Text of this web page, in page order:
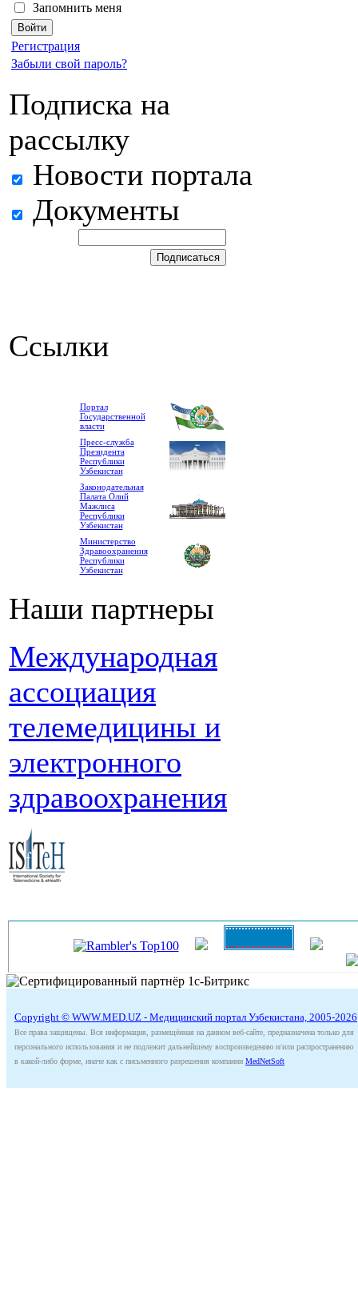
Запомнить меня
Регистрация
Забыли свой пароль?
Подписка на
рассылку
Новости портала
Документы
Ссылки
Портал
Государственной
власти
Пресс-служба
Президента
Республики
Узбекистан
Законодательная
Палата Олий
Мажлиса
Республики
Узбекистан
Министерство
Здравоохранения
Республики
Узбекистан
Наши партнеры
Международная
ассоциация
телемедицины и
электронного
здравоохранения
Copyright © WWW.MED.UZ - Медицинский портал Узбекистана, 2005-2026
Все права защищены. Вся информация, размещённая на данном веб-сайте, предназначена только для
персонального использования и не подлежит дальнейшему воспроизведению и/или распространению
в какой-либо форме, иначе как с письменного разрешения компании MedNetSoft